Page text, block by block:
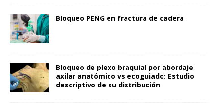
Bloqueo PENG en fractura de cadera
Bloqueo de plexo braquial por abordaje
axilar anatómico vs ecoguiado: Estudio
descriptivo de su distribución